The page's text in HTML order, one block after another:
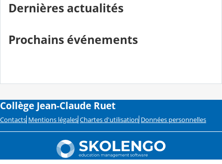
Dernières actualités
Prochains événements
Collège Jean-Claude Ruet
Contacts Mentions légales Chartes d'utilisation Données personnelles